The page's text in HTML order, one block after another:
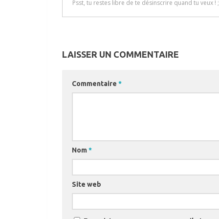
LAISSER UN COMMENTAIRE
Commentaire *
Nom *
Site web